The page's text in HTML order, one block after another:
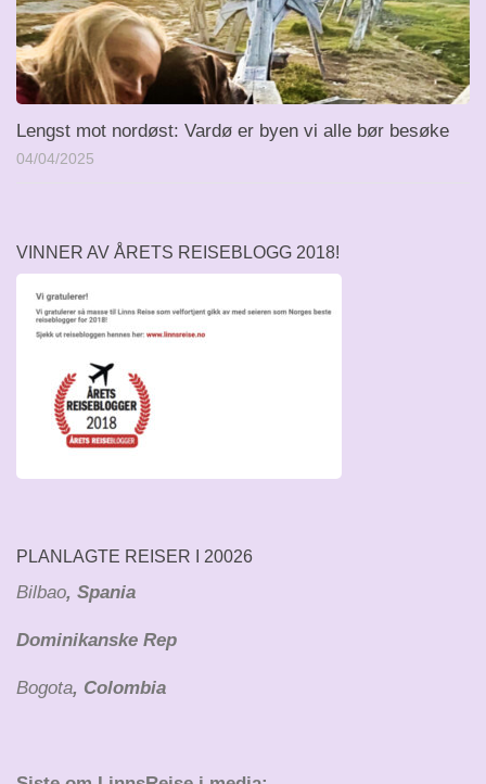
Lengst mot nordøst: Vardø er byen vi alle bør besøke
04/04/2025
VINNER AV ÅRETS REISEBLOGG 2018!
PLANLAGTE REISER I 20026
Bilbao, Spania
Dominikanske Rep
Bogota, Colombia